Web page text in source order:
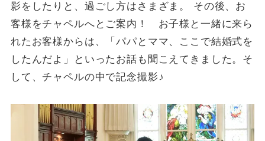
影をしたりと、過ごし方はさまざま。 その後、お
客様をチャペルへとご案内！ お子様と一緒に来ら
れたお客様からは、「パパとママ、ここで結婚式を
したんだよ」といったお話も聞こえてきました。そ
して、チャペルの中で記念撮影♪